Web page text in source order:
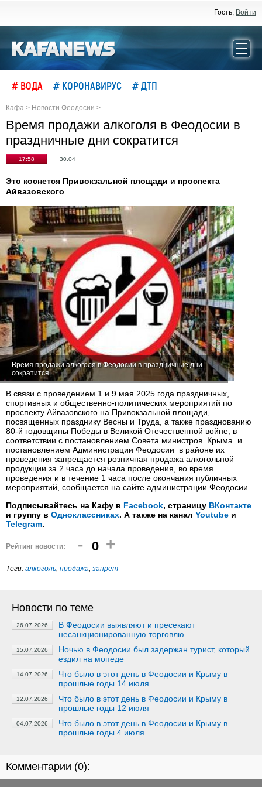
Гость, Войти
# ВОДА # КОРОНАВИРУС # ДТП
Кафа > Новости Феодосии >
Время продажи алкоголя в Феодосии в
праздничные дни сократится
17:58 30.04
Это коснется Привокзальной площади и проспекта
Айвазовского
Время продажи алкоголя в Феодосии в праздничные дни
сократится
В связи с проведением 1 и 9 мая 2025 года праздничных,
спортивных и общественно-политических мероприятий по
проспекту Айвазовского на Привокзальной площади,
посвященных празднику Весны и Труда, а также празднованию
80-й годовщины Победы в Великой Отечественной войне, в
соответствии с постановлением Совета министров Крыма и
постановлением Администрации Феодосии в районе их
проведения запрещается розничная продажа алкогольной
продукции за 2 часа до начала проведения, во время
проведения и в течение 1 часа после окончания публичных
мероприятий, сообщается на сайте администрации Феодосии.
Подписывайтесь на Кафу в Facebook, страницу ВКонтакте
и группу в Одноклассниках. А также на канал Youtube и
Telegram.
Рейтинг новости: - 0 +
Теги: алкоголь, продажа, запрет
Новости по теме
26.07.2026
В Феодосии выявляют и пресекают
несанкционированную торговлю
15.07.2026
Ночью в Феодосии был задержан турист, который
ездил на мопеде
14.07.2026
Что было в этот день в Феодосии и Крыму в
прошлые годы 14 июля
12.07.2026
Что было в этот день в Феодосии и Крыму в
прошлые годы 12 июля
04.07.2026
Что было в этот день в Феодосии и Крыму в
прошлые годы 4 июля
Комментарии (0):